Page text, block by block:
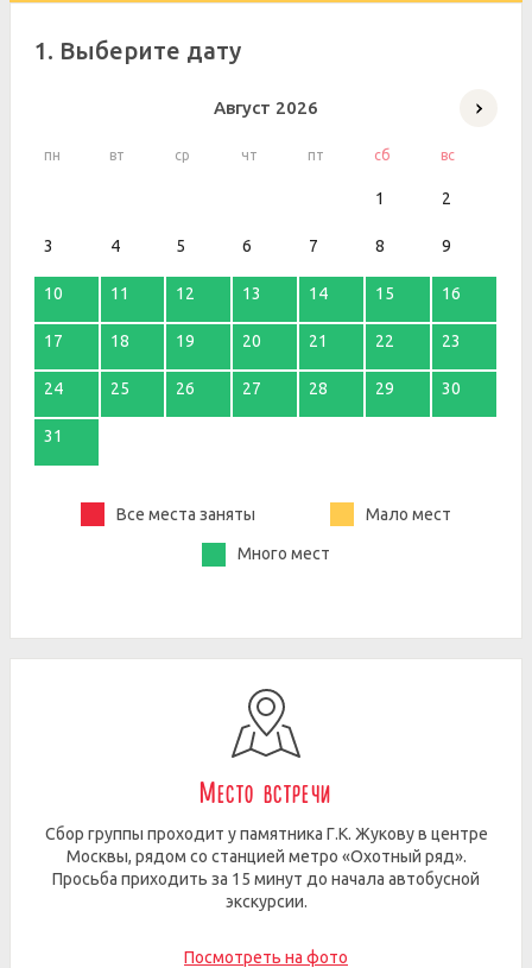
1. Выберите дату
Август 2026
пн вт ср чт пт сб вс
1 2
3 4 5 6 7 8 9
10 11 12 13 14 15 16
17 18 19 20 21 22 23
24 25 26 27 28 29 30
31
Все места заняты Мало мест
Много мест
Место встречи
Сбор группы проходит у памятника Г.К. Жукову в центре
Москвы, рядом со станцией метро «Охотный ряд».
Просьба приходить за 15 минут до начала автобусной
экскурсии.
Посмотреть на фото